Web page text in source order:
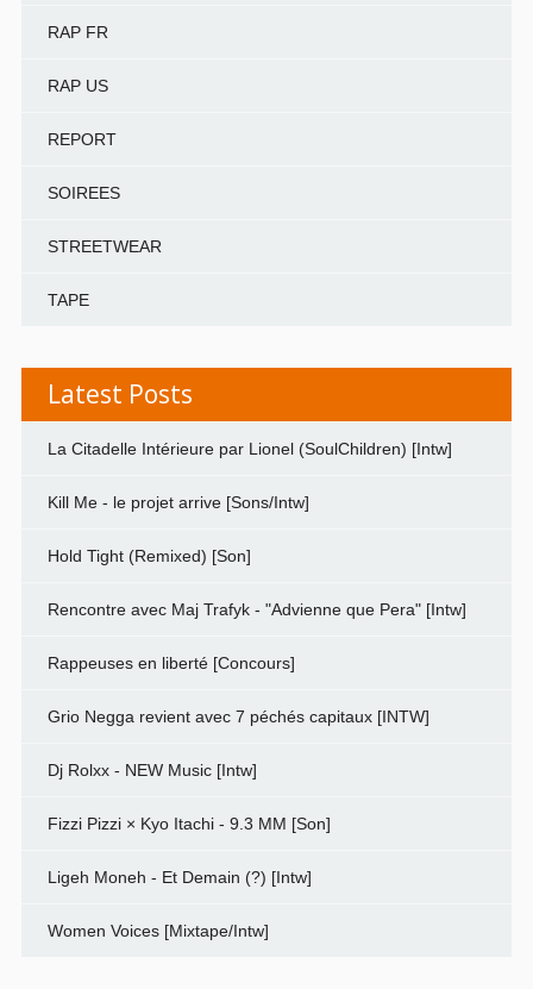
RAP FR
RAP US
REPORT
SOIREES
STREETWEAR
TAPE
Latest Posts
La Citadelle Intérieure par Lionel (SoulChildren) [Intw]
Kill Me - le projet arrive [Sons/Intw]
Hold Tight (Remixed) [Son]
Rencontre avec Maj Trafyk - "Advienne que Pera" [Intw]
Rappeuses en liberté [Concours]
Grio Negga revient avec 7 péchés capitaux [INTW]
Dj Rolxx - NEW Music [Intw]
Fizzi Pizzi × Kyo Itachi - 9.3 MM [Son]
Ligeh Moneh - Et Demain (?) [Intw]
Women Voices [Mixtape/Intw]